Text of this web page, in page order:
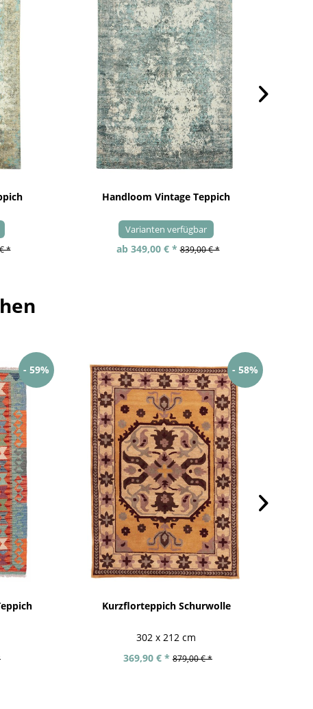
*
Handloom Vintage Teppich
Varianten verfügbar
ab 349,00 € * 839,00 € *
- 59% - 58%
Kurzflorteppich Schurwolle
302 x 212 cm
369,90 € * 879,00 € *